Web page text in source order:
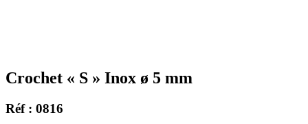
Crochet « S » Inox ø 5 mm
Réf : 0816